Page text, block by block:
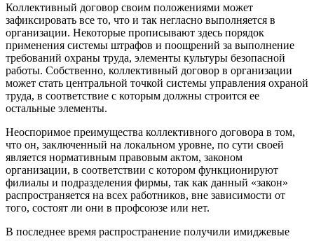
Коллективный договор своим положениями может
зафиксировать все то, что и так негласно выполняется в
организации. Некоторые прописывают здесь порядок
применения системы штрафов и поощрений за выполнение
требований охраны труда, элементы культуры безопасной
работы. Собственно, коллективный договор в организации
может стать центральной точкой системы управления охраной
труда, в соответствие с которым должны строится ее
остальные элементы.
Неоспоримое преимущества коллективного договора в том,
что он, заключенный на локальном уровне, по сути своей
является нормативным правовым актом, законом
организации, в соответствии с котором функционируют
филиалы и подразделения фирмы, так как данный «закон»
распространяется на всех работников, вне зависимости от
того, состоят ли они в профсоюзе или нет.
В последнее время распространение получили имиджевые